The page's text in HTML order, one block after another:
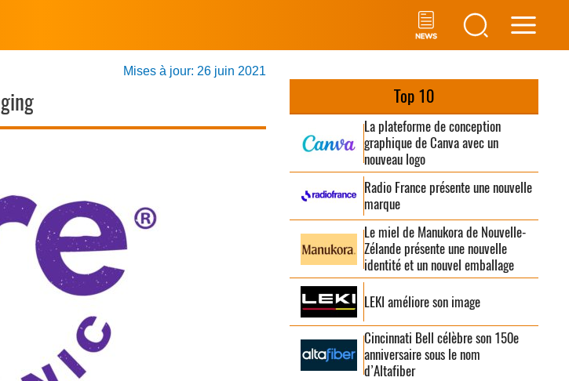
Mises à jour: 26 juin 2021
Top 10
La plateforme de conception
graphique de Canva avec un
nouveau logo
Radio France présente une nouvelle
marque
Le miel de Manukora de Nouvelle-
Zélande présente une nouvelle
identité et un nouvel emballage
LEKI améliore son image
Cincinnati Bell célèbre son 150e
anniversaire sous le nom
d’Altafiber